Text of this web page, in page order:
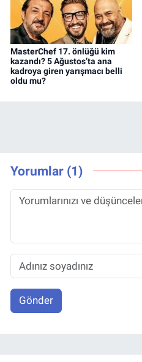
MasterChef 17. önlüğü kim
kazandı? 5 Ağustos’ta ana
kadroya giren yarışmacı belli
oldu mu?
Yorumlar (1)
Gönder